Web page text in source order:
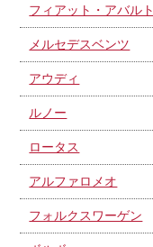
フィアット・アバルト
メルセデスベンツ
アウディ
ルノー
ロータス
アルファロメオ
フォルクスワーゲン